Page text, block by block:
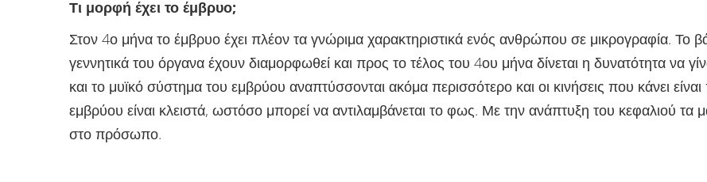
Τι μορφή έχει το έμβρυο;
Στον 4ο μήνα το έμβρυο έχει πλέον τα γνώριμα χαρακτηριστικά ενός ανθρώπου σε μικρογραφία. Το
γεννητικά του όργανα έχουν διαμορφωθεί και προς το τέλος του 4ου μήνα δίνεται η δυνατότητα να
και το μυϊκό σύστημα του εμβρύου αναπτύσσονται ακόμα περισσότερο και οι κινήσεις που κάνει
εμβρύου είναι κλειστά, ωστόσο μπορεί να αντιλαμβάνεται το φως. Με την ανάπτυξη του κεφαλιού τα
στο πρόσωπο.